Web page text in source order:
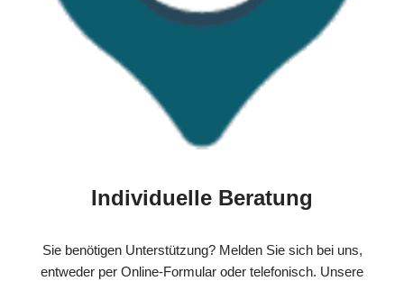
Individuelle Beratung
Sie benötigen Unterstützung? Melden Sie sich bei uns,
entweder per Online-Formular oder telefonisch. Unsere